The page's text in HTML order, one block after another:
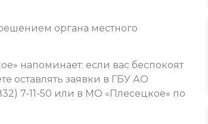
органа местного
напоминает: если вас беспокоят
оставлять заявки в ГБУ АО
7-11-50 или в МО «Плесецкое» по